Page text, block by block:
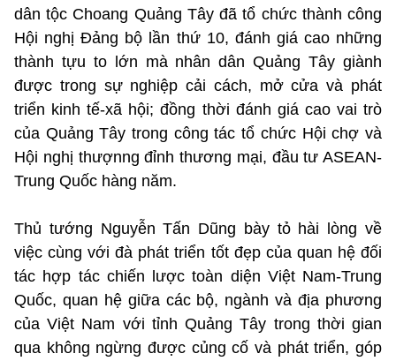
dân tộc Choang Quảng Tây đã tổ chức thành công
Hội nghị Đảng bộ lần thứ 10, đánh giá cao những
thành tựu to lớn mà nhân dân Quảng Tây giành
được trong sự nghiệp cải cách, mở cửa và phát
triển kinh tế-xã hội; đồng thời đánh giá cao vai trò
của Quảng Tây trong công tác tổ chức Hội chợ và
Hội nghị thượnng đỉnh thương mại, đầu tư ASEAN-
Trung Quốc hàng năm.
Thủ tướng Nguyễn Tấn Dũng bày tỏ hài lòng về
việc cùng với đà phát triển tốt đẹp của quan hệ đối
tác hợp tác chiến lược toàn diện Việt Nam-Trung
Quốc, quan hệ giữa các bộ, ngành và địa phương
của Việt Nam với tỉnh Quảng Tây trong thời gian
qua không ngừng được củng cố và phát triển, góp